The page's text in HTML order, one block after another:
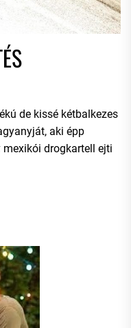
de kissé kétbalkezes
aki épp
drogkartell ejti